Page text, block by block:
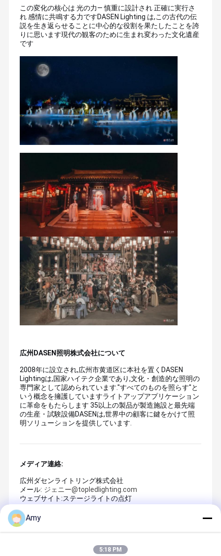
この変化の核心は 光の力― 慎重に設計され 正確に実行さ
れ 感情に共鳴する力ですDASEN Lighting は,この古代の伝
説を生き返らせることに中心的な役割を果たしたことを誇
りに思います現代の観客のために生まれ変わった文化遺産
です
広州DASEN照明株式会社について
2008年に設立され,広州市黄道区に本社を置くDASEN
Lightingは,国家ハイテク企業であり,文化・創造的な照明の
専門家として認められています."すべてのものを照らす"と
いう概念を擁護していますライトアップアプリケーション
に革命をもたらします 35以上の製品が製造施設と最先端
の生産・試験設備DASENは,世界中の顧客に鍵をかけて照
明ソリューションを提供しています.
メディア連絡:
広州ダセンライトリング株式会社
メール: ジェニー@topledlighting.com
ウェブサイト:ステージライトの点灯
Amy
5:18 PM